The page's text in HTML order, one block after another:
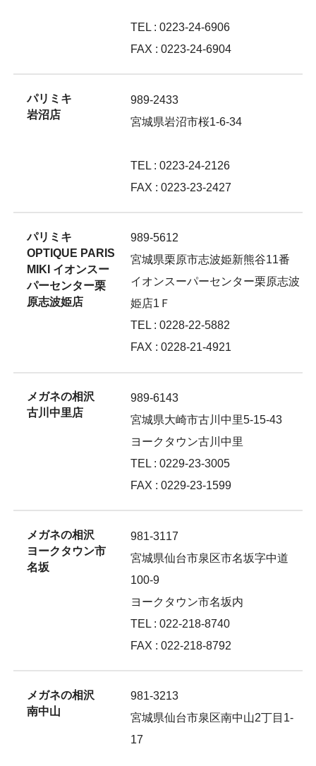
TEL : 0223-24-6906
FAX : 0223-24-6904
パリミキ
岩沼店
989-2433
宮城県岩沼市桜1-6-34
TEL : 0223-24-2126
FAX : 0223-23-2427
パリミキ
OPTIQUE PARIS
MIKI イオンスー
パーセンター栗
原志波姫店
989-5612
宮城県栗原市志波姫新熊谷11番
イオンスーパーセンター栗原志波
姫店1Ｆ
TEL : 0228-22-5882
FAX : 0228-21-4921
メガネの相沢
古川中里店
989-6143
宮城県大崎市古川中里5-15-43
ヨークタウン古川中里
TEL : 0229-23-3005
FAX : 0229-23-1599
メガネの相沢
ヨークタウン市
名坂
981-3117
宮城県仙台市泉区市名坂字中道
100-9
ヨークタウン市名坂内
TEL : 022-218-8740
FAX : 022-218-8792
メガネの相沢
南中山
981-3213
宮城県仙台市泉区南中山2丁目1-
17